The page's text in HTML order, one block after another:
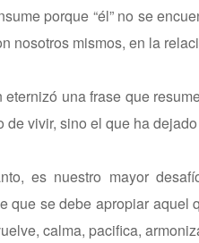
porque “él” no se
nosotros mismos, en la
una frase que
de vivir, sino el que ha dejado
es nuestro mayor
que se debe apropiar
calma, pacifica,